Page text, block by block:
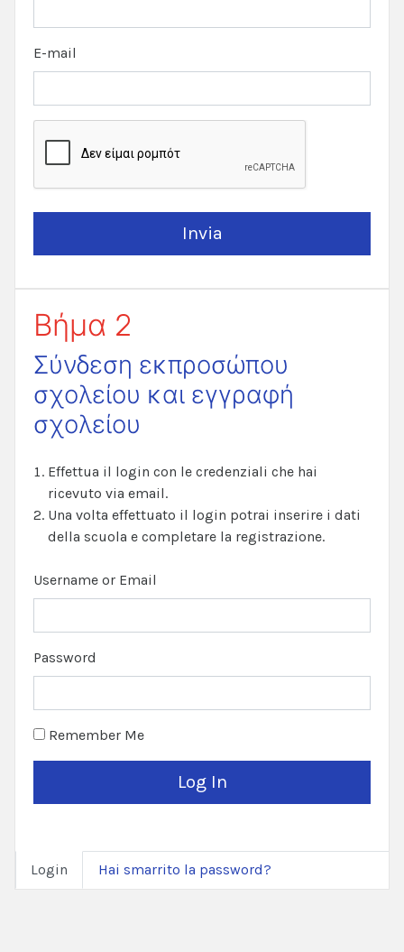
E-mail
Βήμα 2
Σύνδεση εκπροσώπου
σχολείου και εγγραφή
σχολείου
Effettua il login con le credenziali che hai
ricevuto via email.
Una volta effettuato il login potrai inserire i dati
della scuola e completare la registrazione.
Username or Email
Password
Remember Me
Login Hai smarrito la password?